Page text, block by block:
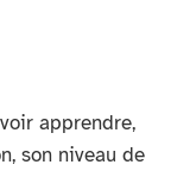
apprendre,
son niveau de